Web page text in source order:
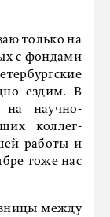
только на
с фондами
ездим. В
научно-
коллег-
работы и
тоже нас
между